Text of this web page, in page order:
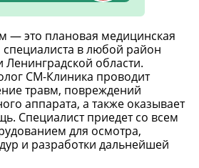
— это плановая медицинская
в любой район
Ленинградской области.
СМ-Клиника проводит
травм, повреждений
аппарата, а также оказывает
Специалист приедет со всем
для осмотра,
и разработки дальнейшей